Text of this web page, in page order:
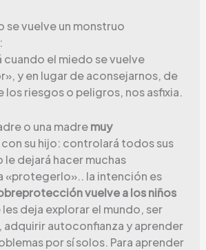
se vuelve un monstruo
cuando el miedo se vuelve
y en lugar de aconsejarnos, de
los riesgos o peligros, nos asfixia.
o una madremuy
su hijo: controlará todos sus
dejará hacer muchas
«protegerlo».. la intención es
vuelve a los niños
les deja explorar el mundo, ser
autoconfianza y aprender
por sí solos. Para aprender